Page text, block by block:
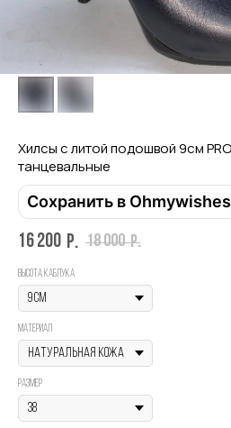
Хилсы с литой подошвой 9см PRO
танцевальные
Сохранить в Ohmywishes
16 200 р. 18 000 р.
Высота каблука
материал
размер